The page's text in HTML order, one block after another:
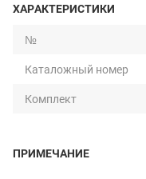
ХАРАКТЕРИСТИКИ
№
Каталожный номер
Комплект
ПРИМЕЧАНИЕ